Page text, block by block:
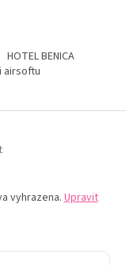
HOTEL BENICA
airsoftu
vyhrazena. Upravit